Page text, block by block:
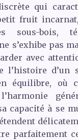
qui
fruit
sous-bois,
s’exhibe pas
avec
l’histoire d’un
équilibre, où
capacité à se
parfaitement